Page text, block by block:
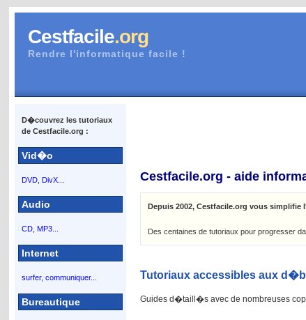
Cestfacile.org
Rendre l'informatique facile !
D�couvrez les tutoriaux
de Cestfacile.org :
Vid�o
DVD, DivX...
Audio
CD, MP3...
Internet
surfer, communiquer...
Bureautique
Cestfacile.org - aide
Depuis 2002, Cestfacile.org vous simplifie
Des centaines de tutoriaux pour progresser
Tutoriaux accessibles aux
Guides d�taill�s avec de nombreuses